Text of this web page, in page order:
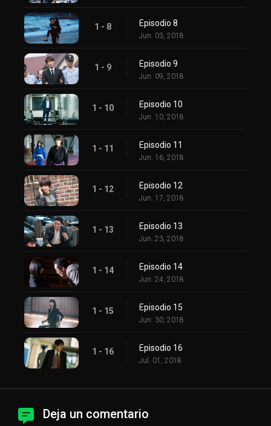
1 - 8 Episodio 8
Jun. 03, 2018
1 - 9 Episodio 9
Jun. 09, 2018
1 - 10 Episodio 10
Jun. 10, 2018
1 - 11 Episodio 11
Jun. 16, 2018
1 - 12 Episodio 12
Jun. 17, 2018
1 - 13 Episodio 13
Jun. 23, 2018
1 - 14 Episodio 14
Jun. 24, 2018
1 - 15 Episodio 15
Jun. 30, 2018
1 - 16 Episodio 16
Jul. 01, 2018
Deja un comentario